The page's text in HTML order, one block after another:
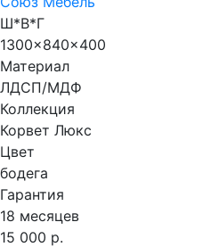
Ш*В*Г
1300x840x400
Материал
ЛДСП/МДФ
Коллекция
Корвет Люкс
Цвет
бодега
Гарантия
18 месяцев
15 000 р.